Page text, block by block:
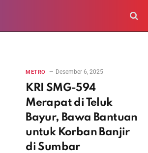
METRO Desember 6, 2025
KRI SMG-594
Merapat di Teluk
Bayur, Bawa Bantuan
untuk Korban Banjir
di Sumbar